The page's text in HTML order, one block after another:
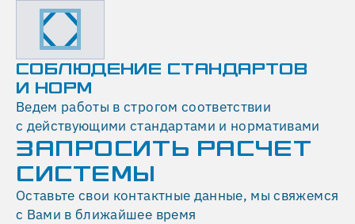
СОБЛЮДЕНИЕ СТАНДАРТОВ
И НОРМ
Ведем работы в строгом соответствии
с действующими стандартами и нормативами
ЗАПРОСИТЬ РАСЧЕТ
СИСТЕМЫ
Оставьте свои контактные данные, мы свяжемся
с Вами в ближайшее время